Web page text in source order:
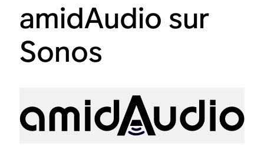
amidAudio sur
Sonos